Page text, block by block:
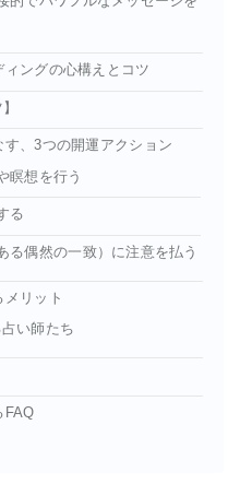
ングの心構えとコツ
、3つの開運アクション
瞑想を行う
る
る偶然の一致）に注意を払う
リット
い師たち
FAQ